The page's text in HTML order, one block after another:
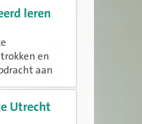
leren
en
aan
Utrecht